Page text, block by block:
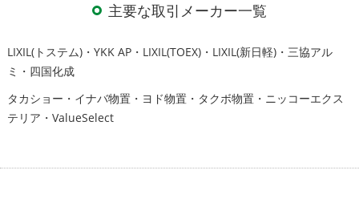
主要な取引メーカー一覧
LIXIL(トステム)・YKK AP・LIXIL(TOEX)・LIXIL(新日軽)・三協アル
ミ・四国化成
タカショー・イナバ物置・ヨド物置・タクボ物置・ニッコーエクス
テリア・ValueSelect